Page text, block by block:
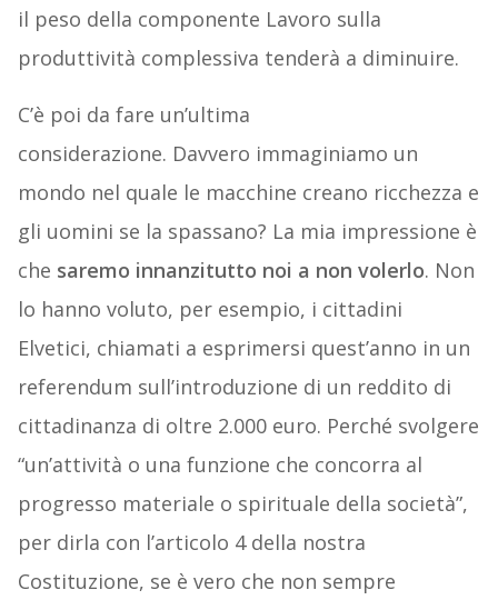
il peso della componente Lavoro sulla
produttività complessiva tenderà a diminuire.
C’è poi da fare un’ultima
considerazione. Davvero immaginiamo un
mondo nel quale le macchine creano ricchezza e
gli uomini se la spassano? La mia impressione è
che saremo innanzitutto noi a non volerlo. Non
lo hanno voluto, per esempio, i cittadini
Elvetici, chiamati a esprimersi quest’anno in un
referendum sull’introduzione di un reddito di
cittadinanza di oltre 2.000 euro. Perché svolgere
“un’attività o una funzione che concorra al
progresso materiale o spirituale della società”,
per dirla con l’articolo 4 della nostra
Costituzione, se è vero che non sempre